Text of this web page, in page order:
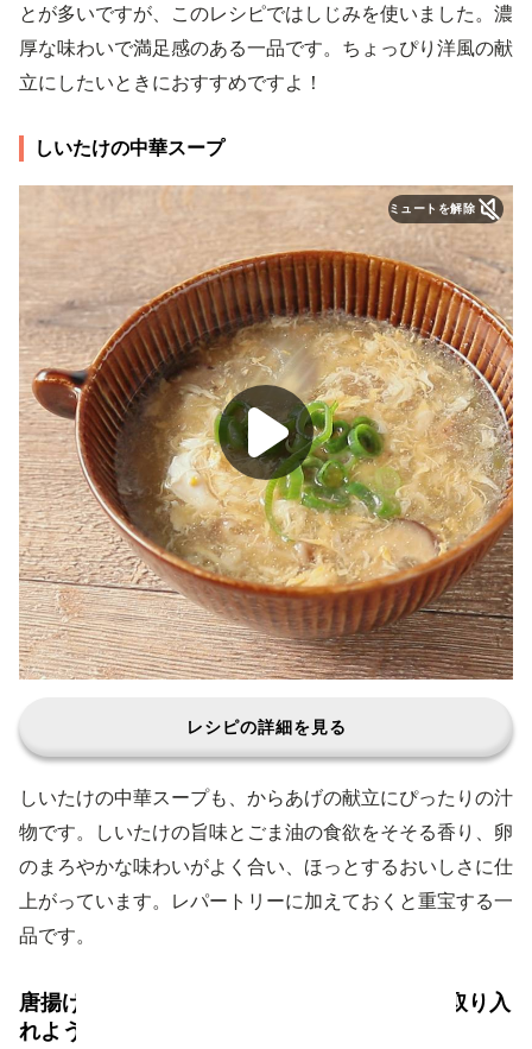
とが多いですが、このレシピではしじみを使いました。濃
厚な味わいで満足感のある一品です。ちょっぴり洋風の献
立にしたいときにおすすめですよ！
しいたけの中華スープ
ミュートを解除
レシピの詳細を見る
しいたけの中華スープも、からあげの献立にぴったりの汁
物です。しいたけの旨味とごま油の食欲をそそる香り、卵
のまろやかな味わいがよく合い、ほっとするおいしさに仕
上がっています。レパートリーに加えておくと重宝する一
品です。
唐揚げがメインの日は野菜やきのこを副菜で取り入
れよう